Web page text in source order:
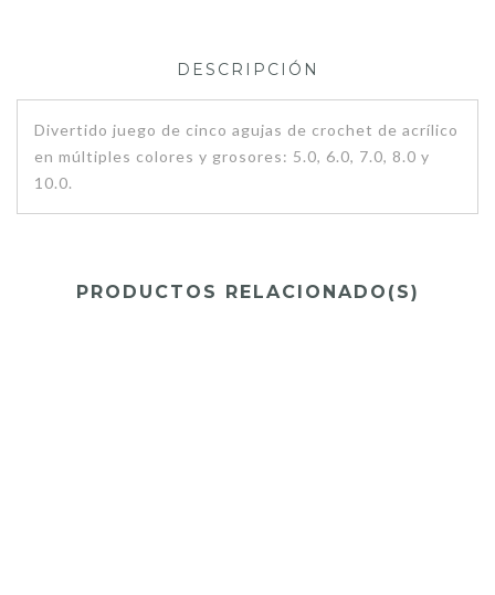
DESCRIPCIÓN
Divertido juego de cinco agujas de crochet de acrílico
en múltiples colores y grosores: 5.0, 6.0, 7.0, 8.0 y
10.0.
PRODUCTOS RELACIONADO(S)